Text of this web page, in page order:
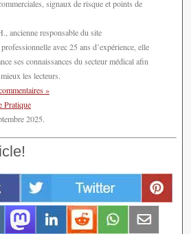
signaux de risque et points de
ancienne responsable du site
avec 25 ans d’expérience, elle
ses connaissances du secteur médical afin
les lecteurs.
»
Pratique
2025.